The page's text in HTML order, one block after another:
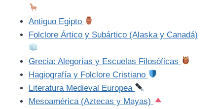
Antiguo Egipto
Folclore Ártico y Subártico (Alaska y Canadá)
Grecia: Alegorías y Escuelas Filosóficas
Hagiografía y Folclore Cristiano
Literatura Medieval Europea
Mesoamérica (Aztecas y Mayas)